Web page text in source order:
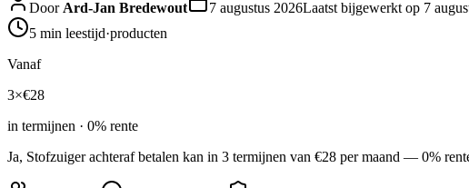
DoorArd-Jan Bredewout 7 augustus 2026Laatst bijgewerkt op 7
5 min leestijd·producten
Vanaf
3×€28
in termijnen · 0% rente
Ja, Stofzuiger achteraf betalen kan in 3 termijnen van €28 per maand — 0%